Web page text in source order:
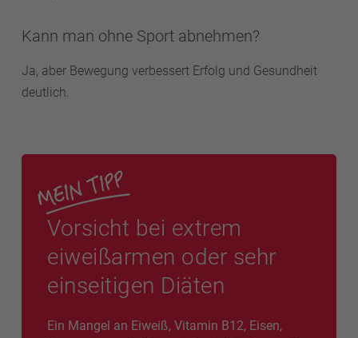
Kann man ohne Sport abnehmen?
Ja, aber Bewegung verbessert Erfolg und Gesundheit
deutlich.
Vorsicht bei extrem
eiweißarmen oder sehr
einseitigen Diäten
Ein Mangel an Eiweiß, Vitamin B12, Eisen,